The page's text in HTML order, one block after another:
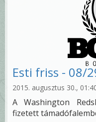
Esti friss - 08/
2015. augusztus 30.,
A Washington
fizetett